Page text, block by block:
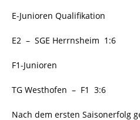
E-Junioren Qualifikation
E2 – SGE Herrnsheim 1:6
F1-Junioren
TG Westhofen – F1 3:6
Nach dem ersten Saisonerfolg